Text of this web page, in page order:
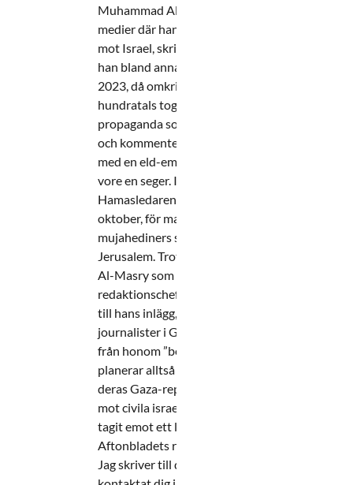
Muhammad Al-Masry, har gjort flera inlägg i
medier där han öppet uttryckt stöd för Hamas
mot Israel, skriver Expressen. På sitt
han bland annat hyllat den brutala 7 oktober-
2023, då omkring 1 200 israeler mördades och
hundratals togs som gisslan. Han har även
propaganda som påstår att Israel upphört att
och kommenterat massakern på
med en eld-emoji och en palestinsk flagga –
vore en seger. I andra inlägg har Al-Masry kallat
Hamasledaren Yahya Sinwar, arkitekten bakom
oktober, för martyr och bett Gud ”göra våra
mujahediners slag träffsäkra” efter ett nytt
Jerusalem. Trots detta fortsätter Aftonbladet
Al-Masry som sin reporter i Gaza. Tidningens
redaktionschef Karin Schmidt bekräftar att
till hans inlägg, men försvarar beslutet med att
journalister i Gaza påverkas av Hamas” och
från honom ”bearbetas av redaktionen”.
planerar alltså inget avbrott i samarbetet –
deras Gaza-reporter spridit hyllningar till
mot civila israeler. Läsarbrevet MIFF har också
tagit emot ett läsarbrev med svar som skickats
Aftonbladets redaktionschef Karin Schmidt.
Jag skriver till dig i tron om att många andra